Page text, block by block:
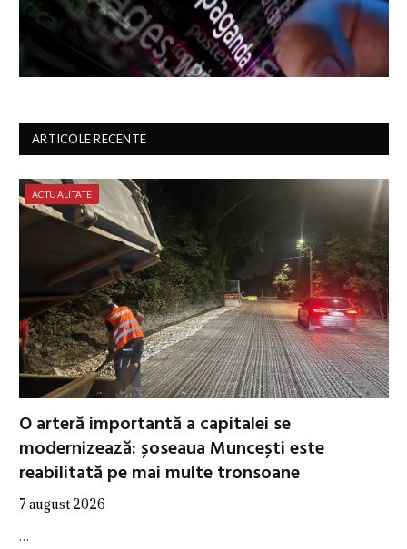
ARTICOLE RECENTE
ACTUALITATE
O arteră importantă a capitalei se
modernizează: șoseaua Muncești este
reabilitată pe mai multe tronsoane
7 august 2026
…